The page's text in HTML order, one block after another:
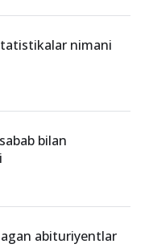
nimani
bilan
abituriyentlar